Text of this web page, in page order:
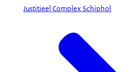
Justitieel Complex Schiphol